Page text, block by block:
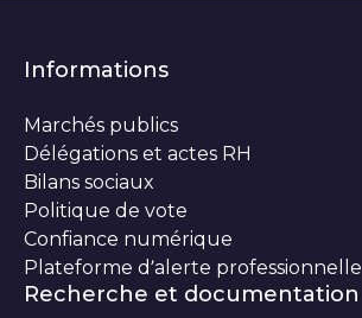
Informations
Marchés publics
Délégations et actes RH
Bilans sociaux
Politique de vote
Confiance numérique
Plateforme d’alerte professionnelle
Recherche et documentation